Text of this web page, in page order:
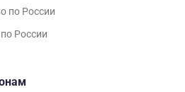
по России
России